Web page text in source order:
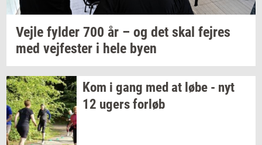
Vejle fyl­der 700 år – og det skal fejres
med vej­fe­ster i hele byen
Kom i gang med at løbe - nyt
12 ugersfor­løb